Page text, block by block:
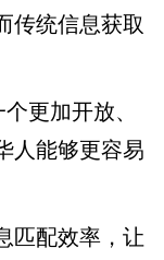
传统信息获取
更加开放、
人能够更容易
匹配效率，让